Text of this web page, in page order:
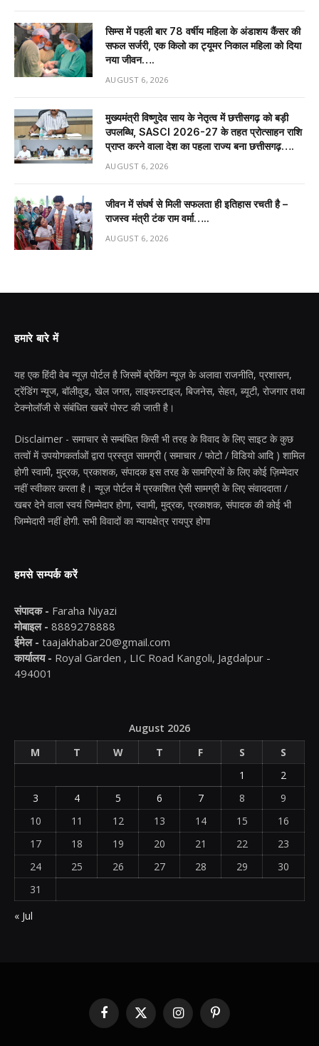
सिम्स में पहली बार 78 वर्षीय महिला के अंडाशय कैंसर की
सफल सर्जरी, एक किलो का ट्यूमर निकाल महिला को दिया
नया जीवन….
AUGUST 6, 2026
मुख्यमंत्री विष्णुदेव साय के नेतृत्व में छत्तीसगढ़ को बड़ी
उपलब्धि, SASCI 2026-27 के तहत प्रोत्साहन राशि
प्राप्त करने वाला देश का पहला राज्य बना छत्तीसगढ़….
AUGUST 6, 2026
जीवन में संघर्ष से मिली सफलता ही इतिहास रचती है –
राजस्व मंत्री टंक राम वर्मा…..
AUGUST 6, 2026
हमारे बारे में
यह एक हिंदी वेब न्यूज़ पोर्टल है जिसमें ब्रेकिंग न्यूज़ के अलावा राजनीति, प्रशासन,
ट्रेंडिंग न्यूज, बॉलीवुड, खेल जगत, लाइफस्टाइल, बिजनेस, सेहत, ब्यूटी, रोजगार तथा
टेक्नोलॉजी से संबंधित खबरें पोस्ट की जाती है।
Disclaimer - समाचार से सम्बंधित किसी भी तरह के विवाद के लिए साइट के कुछ
तत्वों में उपयोगकर्ताओं द्वारा प्रस्तुत सामग्री ( समाचार / फोटो / विडियो आदि ) शामिल
होगी स्वामी, मुद्रक, प्रकाशक, संपादक इस तरह के सामग्रियों के लिए कोई ज़िम्मेदार
नहीं स्वीकार करता है। न्यूज़ पोर्टल में प्रकाशित ऐसी सामग्री के लिए संवाददाता /
खबर देने वाला स्वयं जिम्मेदार होगा, स्वामी, मुद्रक, प्रकाशक, संपादक की कोई भी
जिम्मेदारी नहीं होगी. सभी विवादों का न्यायक्षेत्र रायपुर होगा
हमसे सम्पर्क करें
संपादक - Faraha Niyazi
मोबाइल - 8889278888
ईमेल - taajakhabar20@gmail.com
कार्यालय - Royal Garden , LIC Road Kangoli, Jagdalpur -
494001
August 2026
M
T W T F S
S
1
2
3
4 5 6 7 8
9
10
11 12 13 14 15
16
17
18 19 20 21 22
23
24
25 26 27 28 29
30
31
« Jul
Facebook
X
(Twitter)
InstagramPinterest